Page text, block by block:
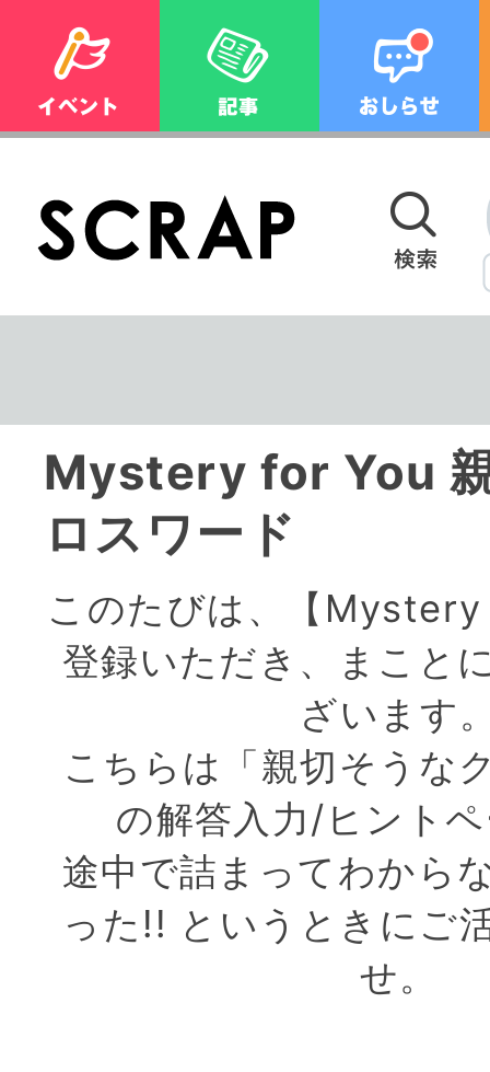
Mystery for You
ロスワード
このたびは、【
登録いただき、まこと
ざいます
こちらは「親切そうな
の解答入力/ヒント
途中で詰まってわから
った!! というときにご
せ。